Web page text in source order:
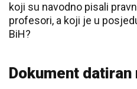
koji su navodno pisali
profesori, a koji je u
BiH?
Dokument datiran